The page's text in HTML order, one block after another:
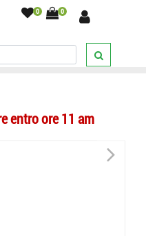
0 0
Annodare/Papillon da fare
antico cerimonia
entro ore 11 am
>